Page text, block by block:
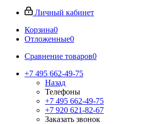
Личный кабинет
Корзина0
Отложенные0
Сравнение товаров0
+7 495 662-49-75
Назад
Телефоны
+7 495 662-49-75
+7 920 621-82-67
Заказать звонок